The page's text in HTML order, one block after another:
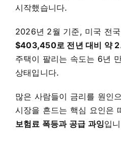
시작했습니다.
2026년 2월 기준, 미국 전
$403,450로 전년 대비 약
주택이 팔리는 속도는 6년
상태입니다.
많은 사람들이 금리를 원인
시장을 흔드는 핵심 요인은
보험료 폭등과 공급 과잉입